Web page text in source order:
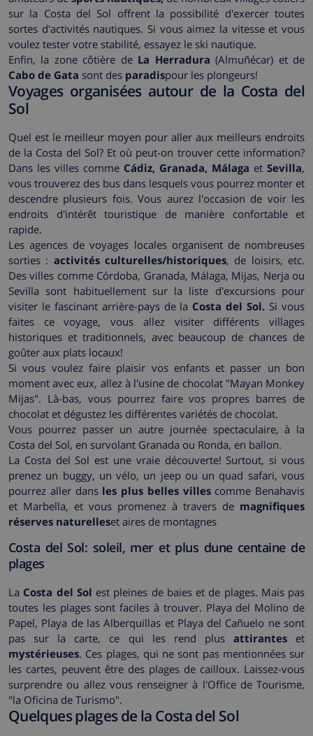
sur la Costa del Sol offrent la possibilité d'exercer toutes
sortes d'activités nautiques. Si vous aimez la vitesse et vous
voulez tester votre stabilité, essayez le ski nautique.
Enfin, la zone côtière de La Herradura (Almuñécar) et de
Cabo de Gata sont des paradispour les plongeurs!
Voyages organisées autour de la Costa del
Sol
Quel est le meilleur moyen pour aller aux meilleurs endroits
de la Costa del Sol? Et où peut-on trouver cette information?
Dans les villes comme Cádiz, Granada, Málaga et Sevilla,
vous trouverez des bus dans lesquels vous pourrez monter et
descendre plusieurs fois. Vous aurez l'occasion de voir les
endroits d'intérêt touristique de manière confortable et
rapide.
Les agences de voyages locales organisent de nombreuses
sorties : activités culturelles/historiques, de loisirs, etc.
Des villes comme Córdoba, Granada, Málaga, Mijas, Nerja ou
Sevilla sont habituellement sur la liste d'excursions pour
visiter le fascinant arrière-pays de la Costa del Sol. Si vous
faites ce voyage, vous allez visiter différents villages
historiques et traditionnels, avec beaucoup de chances de
goûter aux plats locaux!
Si vous voulez faire plaisir vos enfants et passer un bon
moment avec eux, allez à l'usine de chocolat "Mayan Monkey
Mijas". Là-bas, vous pourrez faire vos propres barres de
chocolat et dégustez les différentes variétés de chocolat.
Vous pourrez passer un autre journée spectaculaire, à la
Costa del Sol, en survolant Granada ou Ronda, en ballon.
La Costa del Sol est une vraie découverte! Surtout, si vous
prenez un buggy, un vélo, un jeep ou un quad safari, vous
pourrez aller dans les plus belles villescomme Benahavis
et Marbella, et vous promenez à travers de magnifiques
réserves naturelleset aires de montagnes
Costa del Sol: soleil, mer et plus dune centaine de
plages
La Costa del Sol est pleines de baies et de plages. Mais pas
toutes les plages sont faciles à trouver. Playa del Molino de
Papel, Playa de las Alberquillas et Playa del Cañuelo ne sont
pas sur la carte, ce qui les rend plus attiranteset
mystérieuses. Ces plages, qui ne sont pas mentionnées sur
les cartes, peuvent être des plages de cailloux. Laissez-vous
surprendre ou allez vous renseigner à l'Office de Tourisme,
"la Oficina de Turismo".
Quelques plages de la Costa del Sol